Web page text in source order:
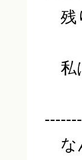
残
私
な